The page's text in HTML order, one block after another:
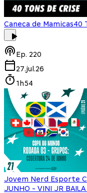
Caneca de Mamicas40
Ep. 220
27.jul.26
1h54
Jovem Nerd Esporte
JUNHO - VINI JR BAILA